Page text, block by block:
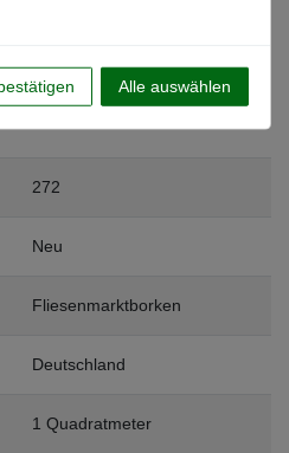
272
Neu
Fliesenmarktborken
Deutschland
1 Quadratmeter
Alle auswählen